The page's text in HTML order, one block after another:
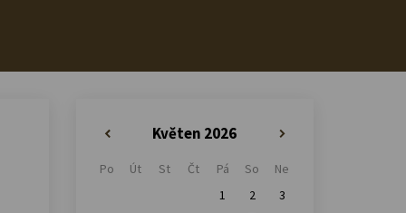
Květen 2026»
Po Út St Čt Pá So
Ne
1
2
3